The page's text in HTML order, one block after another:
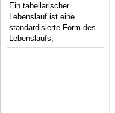
Ein tabellarischer
Lebenslauf ist eine
standardisierte Form des
Lebenslaufs,